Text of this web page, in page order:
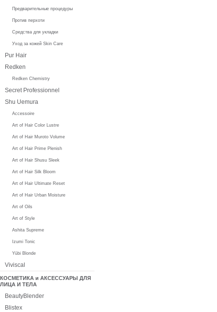
Предварительные процедуры
Против перхоти
Средства для укладки
Уход за кожей Skin Care
Pur Hair
Redken
Redken Chemistry
Secret Professionnel
Shu Uemura
Accessoire
Art of Hair Color Lustre
Art of Hair Muroto Volume
Art of Hair Prime Plenish
Art of Hair Shusu Sleek
Art of Hair Silk Bloom
Art of Hair Ultimate Reset
Art of Hair Urban Moisture
Art of Oils
Art of Style
Ashita Supreme
Izumi Tonic
Yūbi Blonde
Viviscal
КОСМЕТИКА и АКСЕССУАРЫ ДЛЯ
ЛИЦА И ТЕЛА
BeautyBlender
Blistex